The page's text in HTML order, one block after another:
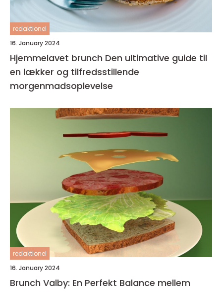
redaktionel
16. January 2024
Hjemmelavet brunch Den ultimative guide til
en lækker og tilfredsstillende
morgenmadsoplevelse
redaktionel
16. January 2024
Brunch Valby: En Perfekt Balance mellem